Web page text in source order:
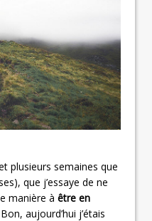
plusieurs semaines que
que j’essaye de ne
manière à être en
aujourd’hui j’étais